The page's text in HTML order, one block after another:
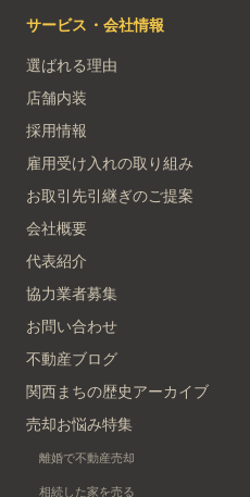
サービス・会社情報
選ばれる理由
店舗内装
採用情報
雇用受け入れの取り組み
お取引先引継ぎのご提案
会社概要
代表紹介
協力業者募集
お問い合わせ
不動産ブログ
関西まちの歴史アーカイブ
売却お悩み特集
離婚で不動産売却
相続した家を売る